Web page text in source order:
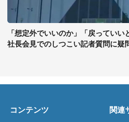
「想定外でいいのか」「戻ってい
社長会見でのしつこい記者質問に疑
コンテンツ 関連